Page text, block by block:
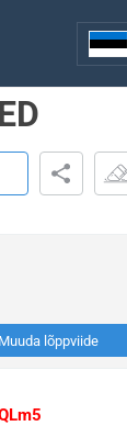
Muuda lõppviide